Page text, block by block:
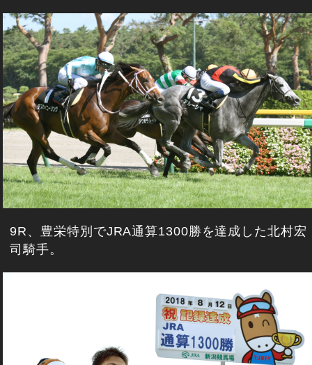
9R、豊栄特別でJRA通算1300勝を達成した北村宏
司騎手。